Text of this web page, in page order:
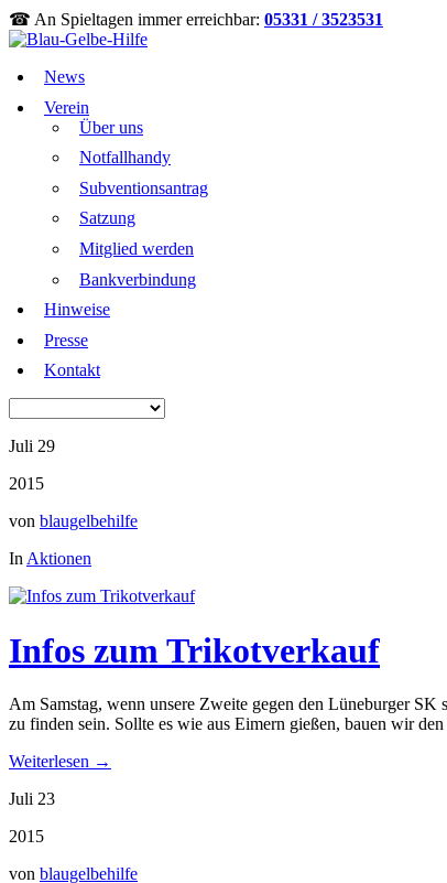
☎ An Spieltagen immer erreichbar: 05331 / 3523531
News
Verein
Über uns
Notfallhandy
Subventionsantrag
Satzung
Mitglied werden
Bankverbindung
Hinweise
Presse
Kontakt
Juli 29
2015
von blaugelbehilfe
In Aktionen
Infos zum Trikotverkauf
Am Samstag, wenn unsere Zweite gegen den Lüneburger
zu finden sein. Sollte es wie aus Eimern gießen, bauen wir
Weiterlesen →
Juli 23
2015
von blaugelbehilfe